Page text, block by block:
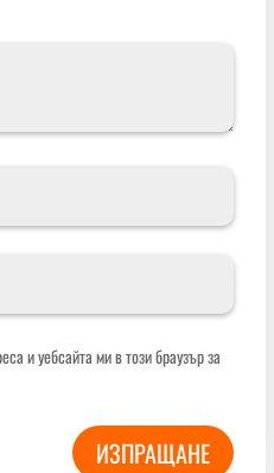
и уебсайта ми в този браузър за
ИЗПРАЩАНЕ